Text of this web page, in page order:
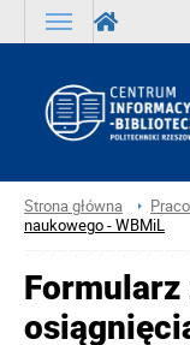
Strona główna
naukowego - WBMiL
Formularz